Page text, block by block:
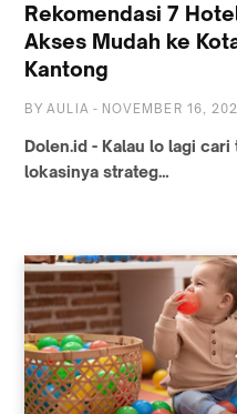
Rekomendasi 7
Akses Mudah ke
Kantong
BY AULIA - NOVEMBER 16,
Dolen.id - Kalau lo lagi
lokasinya strateg…